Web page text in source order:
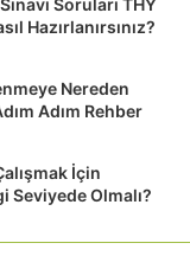
Soruları THY
Hazırlanırsınız?
Nereden
Adım Rehber
İçin
Seviyede Olmalı?